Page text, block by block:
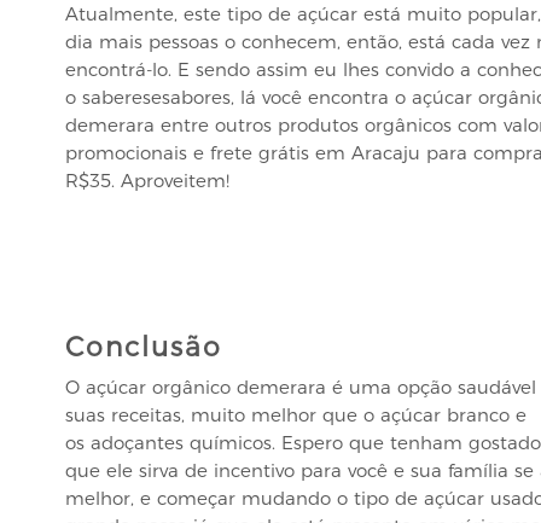
Atualmente, este tipo de açúcar está muito
dia mais pessoas o conhecem, então, está cada vez
encontrá-lo. E sendo assim eu lhes convido a
o saberesesabores, lá você encontra o açúcar
demerara entre outros produtos orgânicos com
promocionais e frete grátis em Aracaju para
R$35. Aproveitem!
Conclusão
O açúcar orgânico demerara é uma opção
suas receitas, muito melhor que o açúcar branco e
os adoçantes químicos. Espero que tenham
que ele sirva de incentivo para você e sua família
melhor, e começar mudando o tipo de açúcar